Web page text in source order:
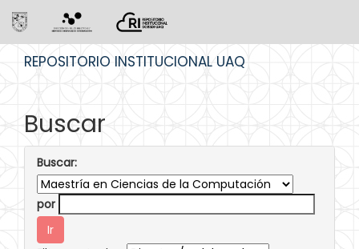
REPOSITORIO INSTITUCIONAL UAQ
Buscar
Buscar:
por